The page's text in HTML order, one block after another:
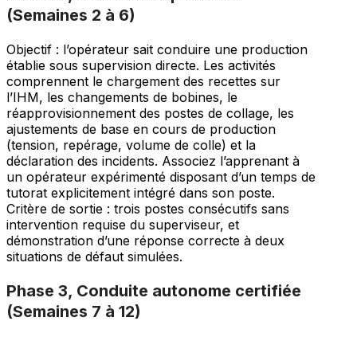
(Semaines 2 à 6)
Objectif : l’opérateur sait conduire une production
établie sous supervision directe. Les activités
comprennent le chargement des recettes sur
l’IHM, les changements de bobines, le
réapprovisionnement des postes de collage, les
ajustements de base en cours de production
(tension, repérage, volume de colle) et la
déclaration des incidents. Associez l’apprenant à
un opérateur expérimenté disposant d’un temps de
tutorat explicitement intégré dans son poste.
Critère de sortie : trois postes consécutifs sans
intervention requise du superviseur, et
démonstration d’une réponse correcte à deux
situations de défaut simulées.
Phase 3, Conduite autonome certifiée
(Semaines 7 à 12)